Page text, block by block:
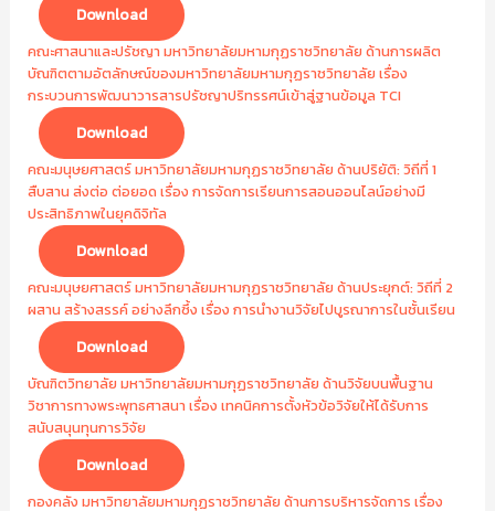
Download
คณะศาสนาและปรัชญา มหาวิทยาลัยมหามกุฏราชวิทยาลัย ด้านการผลิต
บัณฑิตตามอัตลักษณ์ของมหาวิทยาลัยมหามกุฏราชวิทยาลัย เรื่อง
กระบวนการพัฒนาวารสารปรัชญาปริทรรศน์เข้าสู่ฐานข้อมูล TCI
Download
คณะมนุษยศาสตร์ มหาวิทยาลัยมหามกุฏราชวิทยาลัย ด้านปริยัติ: วิถีที่ 1
สืบสาน ส่งต่อ ต่อยอด เรื่อง การจัดการเรียนการสอนออนไลน์อย่างมี
ประสิทธิภาพในยุคดิจิทัล
Download
คณะมนุษยศาสตร์ มหาวิทยาลัยมหามกุฏราชวิทยาลัย ด้านประยุกต์: วิถีที่ 2
ผสาน สร้างสรรค์ อย่างลึกซึ้ง เรื่อง การนำงานวิจัยไปบูรณาการในชั้นเรียน
Download
บัณฑิตวิทยาลัย มหาวิทยาลัยมหามกุฏราชวิทยาลัย ด้านวิจัยบนพื้นฐาน
วิชาการทางพระพุทธศาสนา เรื่อง เทคนิคการตั้งหัวข้อวิจัยให้ได้รับการ
สนับสนุนทุนการวิจัย
Download
กองคลัง มหาวิทยาลัยมหามกุฏราชวิทยาลัย ด้านการบริหารจัดการ เรื่อง